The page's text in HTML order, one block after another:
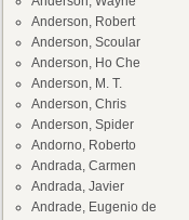
Anderson, Robert
Anderson, Scoular
Anderson, Ho Che
Anderson, M. T.
Anderson, Chris
Anderson, Spider
Andorno, Roberto
Andrada, Carmen
Andrada, Javier
Andrade, Eugenio de